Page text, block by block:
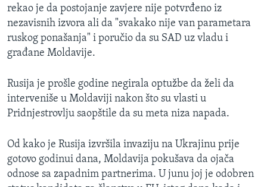
rekao je da postojanje zavjere nije potvrđeno iz
nezavisnih izvora ali da "svakako nije van parametara
ruskog ponašanja" i poručio da su SAD uz vladu i
građane Moldavije.
Rusija je prošle godine negirala optužbe da želi da
interveniše u Moldaviji nakon što su vlasti u
Pridnjestrovlju saopštile da su meta niza napada.
Od kako je Rusija izvršila invaziju na Ukrajinu prije
gotovo godinui dana, Moldavija pokušava da ojača
odnose sa zapadnim partnerima. U junu joj je odobren